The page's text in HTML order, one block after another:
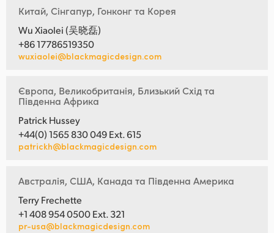
Китай, Сінгапур, Гонконг та Корея
Wu Xiaolei (吴晓磊)
+86 17786519350
wuxiaolei@blackmagicdesign.com
Європа, Великобританія, Близький Схід та
Південна Африка
Patrick Hussey
+44(0) 1565 830 049 Ext. 615
patrickh@blackmagicdesign.com
Австралія, США, Канада та Південна Америка
Terry Frechette
+1 408 954 0500 Ext. 321
pr-usa@blackmagicdesign.com